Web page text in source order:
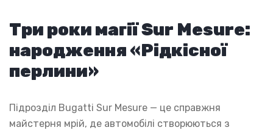
Три роки магії Sur Mesure:
народження «Рідкісної
перлини»
Підрозділ Bugatti Sur Mesure — це справжня
майстерня мрій, де автомобілі створюються з